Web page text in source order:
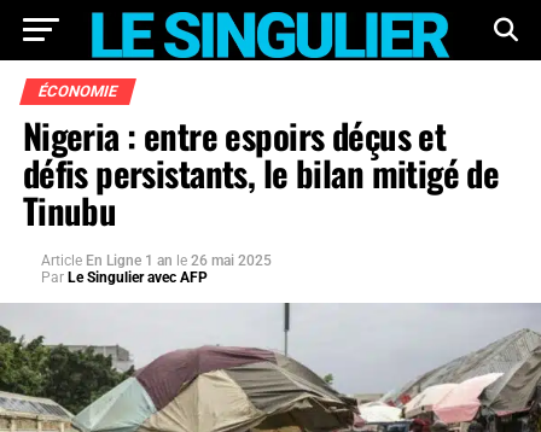
ÉCONOMIE
Nigeria : entre espoirs déçus et
défis persistants, le bilan mitigé de
Tinubu
Article En Ligne 1 an le 26 mai 2025
Par Le Singulier avec AFP